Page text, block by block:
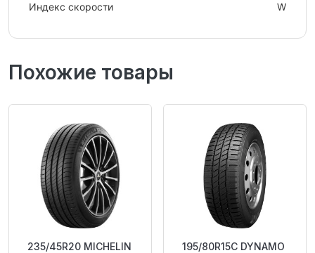
Индекс скорости
W
Похожие товары
235/45R20 MICHELIN
195/80R15C DYNAMO